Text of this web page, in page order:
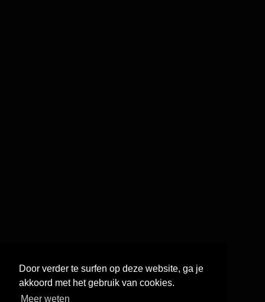
Door verder te surfen op deze website, ga je
akkoord met het gebruik van cookies.
Meer weten